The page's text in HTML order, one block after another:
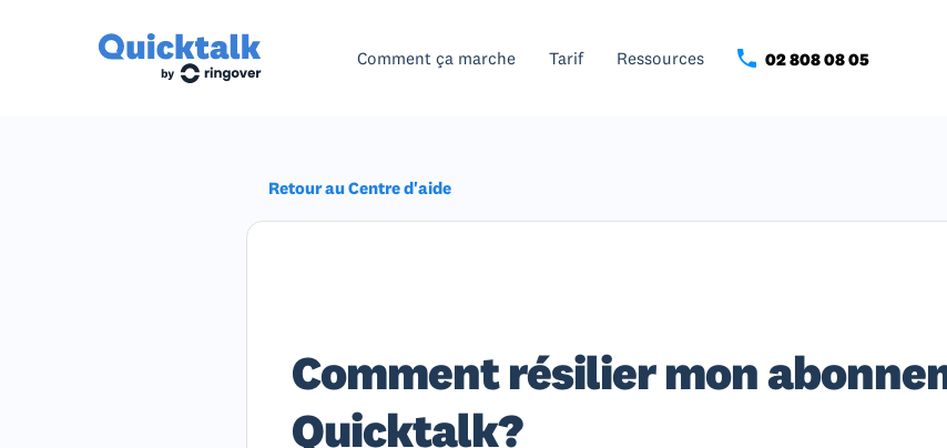
Comment ça marche Tarif Ressources 02 808 08 05
Retour au Centre d'aide
Comment résilier mon
Quicktalk?